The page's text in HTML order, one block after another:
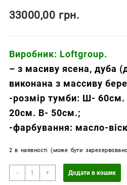
33000,00 грн.
Виробник: Loftgroup.
– з масиву ясена, дуба
виконана з массиву
-розмір тумби: Ш- 60см.
20см. В- 50см.;
-фарбування: масло-
2 в наявності (може бути
-
Купити
тумбу
+ Додати в кошик